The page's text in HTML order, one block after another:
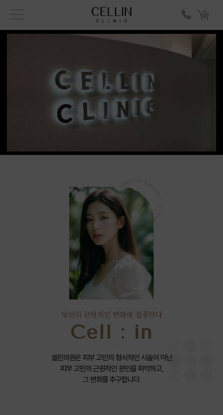
당신의 근원적인 변화에 집중하다
Cell : in
셀린의원은 피부 고민의 형식적인 시술이 아닌
피부 고민의 근원적인 원인을 파악하고,
그 변화를 추구합니다.